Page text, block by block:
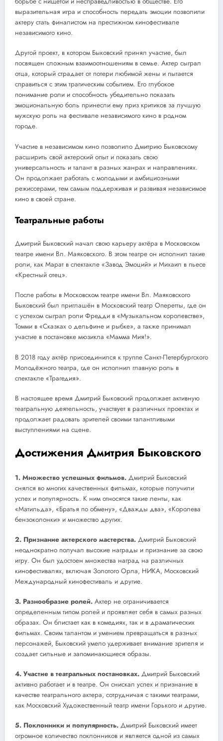
выразительная игра и способность передать эмоции позволили
актеру стать финалистом на престижном кинофестивале
независимого кино.
Другой проект, в котором Быковский принял участие, был
посвящен сложным взаимоотношениям в семье. Актер сыграл
отца, который страдает от потери любимой жены и пытается
справиться с этим трагическим событием. Его глубокое
понимание роли и способность убедительно показать
эмоциональную боль принесли ему приз критиков за лучшую
мужскую роль на фестивале независимого кино в родном
городе.
Участие в независимом кино позволило Дмитрию Быковскому
расширить свой актерский опыт и показать свою
универсальность и талант в разных жанрах и направлениях.
Он продолжает работать с молодыми и амбициозными
режиссерами, тем самым поддерживая и развивая независимое
кино в своей стране.
Театральные работы
Дмитрий Быковский начал свою карьеру актёра в Московском
театре имени Вл. Маяковского. В этом театре он исполнил такие
роли, как Марат в спектакле «Завод Эмоций» и Михаил в пьесе
«Крестный отец».
После работы в Московском театре имени Вл. Маяковского
Быковский был приглашён в Московский театр Оперетты, где он
с успехом сыграл роли Фредди в «Музыкальном королевстве»,
Томми в «Сказках о дельфине и рыбке», а также принимал
участие в постановке мюзикла «Мамма Мия!».
В 2018 году актёр присоединился к труппе Санкт-Петербургского
Молодёжного театра, где он исполнил главную роль в
спектакле «Трагедия».
В настоящее время Дмитрий Быковский продолжает активную
театральную деятельность, участвует в различных проектах и
продолжает радовать зрителей своими талантливыми
выступлениями на сцене.
Достижения Дмитрия Быковского
1. Множество успешных фильмов. Дмитрий Быковский
снялся во многих качественных фильмах, которые получили
успех и популярность. К ним относятся такие ленты, как
«Матильда», «Братья по обмену», «Дважды два», «Королева
бензоколонки» и множество других.
2. Признание актерского мастерства. Дмитрий Быковский
неоднократно получал высокие награды и признание за свою
игру. Он был удостоен множества наград на различных
кинофестивалях, включая Золотого Орла, НИКА, Московский
Международный кинофестиваль и другие.
3. Разнообразие ролей. Актер не ограничивается
определенным типом ролей и проявляет себя в самых разных
образах. Он блистает как в комедиях, так и в драматических
фильмах. Своим талантом и умением превращаться в разных
персонажей, Быковский умело удерживает внимание зрителя и
создает сильные и запоминающиеся образы.
4. Участие в театральных постановках. Дмитрий Быковский
активно работает и в театре. Он снискал успех и признание в
качестве театрального актера, сотрудничая с такими театрами,
как Московский Художественный театр имени Горького и другие.
5. Поклонники и популярность. Дмитрий Быковский имеет
огромное количество поклонников и является одной из самых